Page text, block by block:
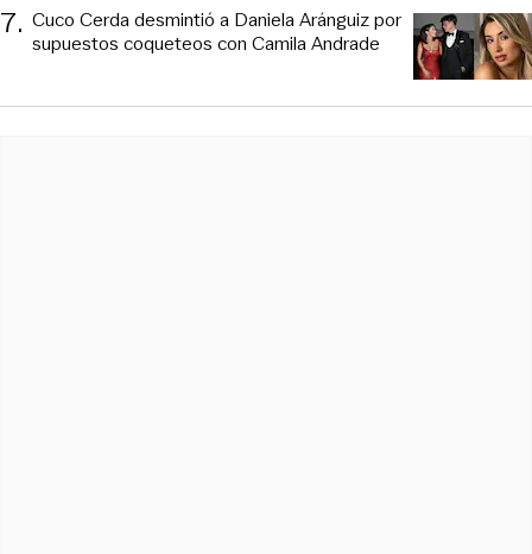
7. Cuco Cerda desmintió a Daniela Aránguiz por
supuestos coqueteos con Camila Andrade